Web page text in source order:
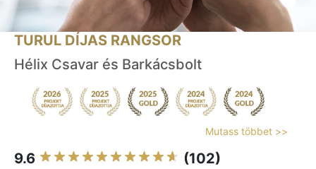
TURUL DÍJAS RANGSOR
Hélix Csavar és Barkácsbolt
Mutass többet >>
9.6 (102)